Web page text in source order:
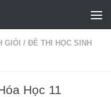
GIỎI / ĐỀ THI HỌC SINH
Học 11